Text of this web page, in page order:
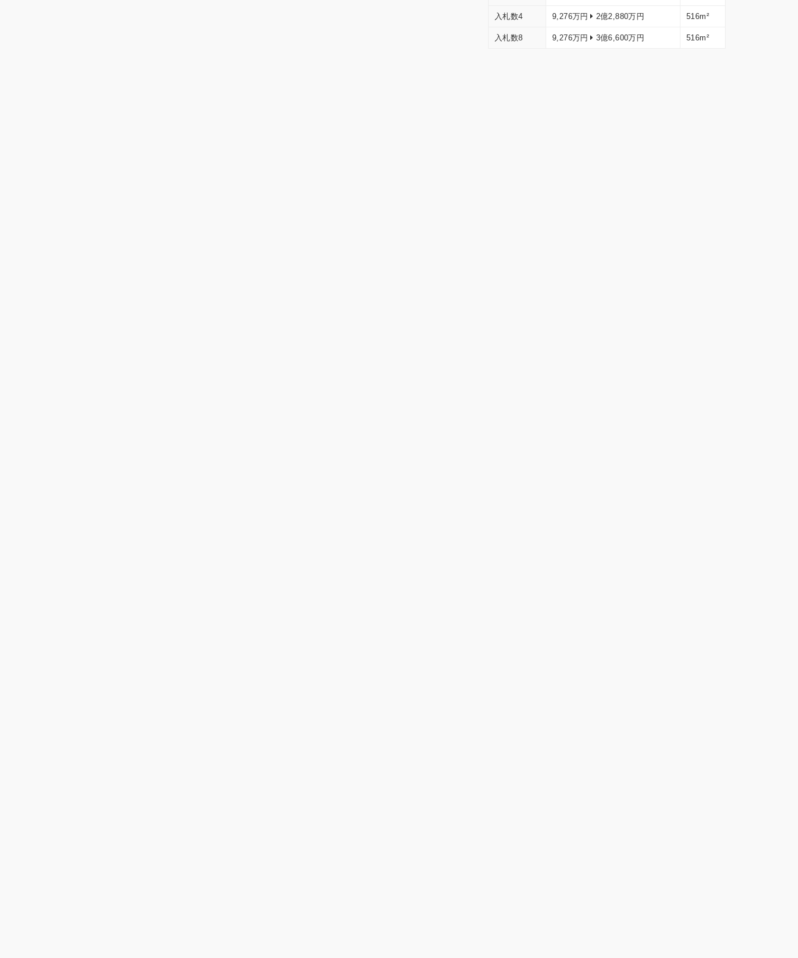
入札数4 9,276万円 2億2,880万円 516m²
入札数8 9,276万円 3億6,600万円 516m²